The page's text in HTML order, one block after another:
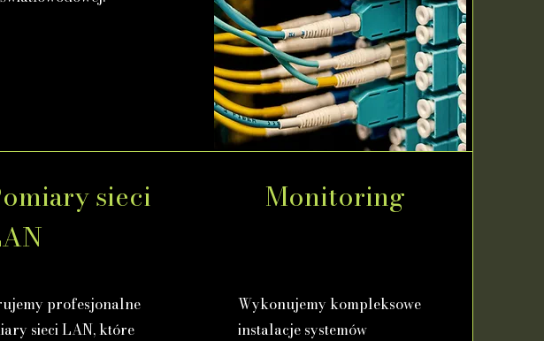
sieci
profesjonalne
sieci LAN, które
Monitoring
Wykonujemy kompleksowe
instalacje systemów